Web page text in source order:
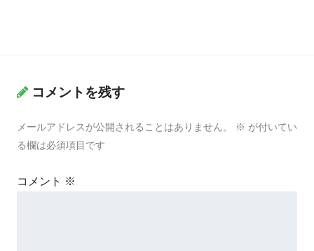
コメントを残す
メールアドレスが公開されることはありません。 ※ が付いてい
る欄は必須項目です
コメント ※